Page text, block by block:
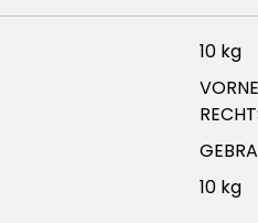
10 kg
VORNE
10 kg